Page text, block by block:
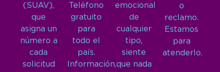
(SUAV),
que
asigna un
número a
cada
solicitud
Teléfono
gratuito
para
todo el
país.
Información,
emocional
de
cualquier
tipo,
siente
que nada
o
reclamo.
Estamos
para
atenderlo.